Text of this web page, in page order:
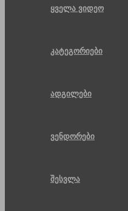
ყველა ვიდეო
კატეგორიები
ადგილები
ვენდორები
შესვლა